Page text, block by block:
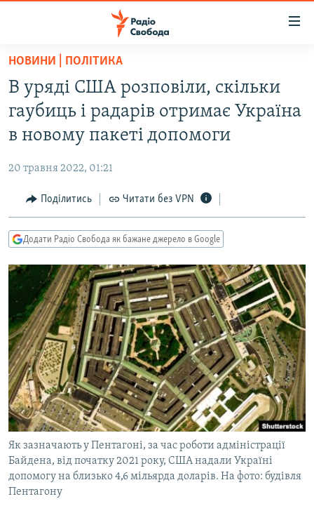
Перейти
основного
матеріалу
Перейти
до
основної
навігації
Перейти
до
пошуку
ВСЕ ЗА ДОБУ
СТАТТІ
ЕКОНОМІКА
СУСПІЛЬСТВО
УКРАЇНА
СВІТ
РОСІЙСЬКА «ФІЛЬТРАЦІЯ»
ДОНБАС.РЕАЛІЇ
ТИ ЯК?
СХЕМИ
КИТАЙ.ВИКЛИКИ
МУЛЬТИМЕДІА
ФОТО
СПЕЦПРОЄКТИ
ПОДКАСТИ
КРИМ РЕАЛІЇ
РУС
УКР
НОВИНИ | ПОЛІТИКА
В уряді США розповіли, скільки
гаубиць і радарів отримає Україна
в новому пакеті допомоги
20 травня 2022, 01:21
Поділитись Читати без VPN
Додати Радіо Свобода як бажане джерело в Google
Як зазначають у Пентагоні, за час роботи адміністрації
Байдена, від початку 2021 року, США надали Україні
допомогу на близько 4,6 мільярда доларів. На фото: будівля
Пентагону